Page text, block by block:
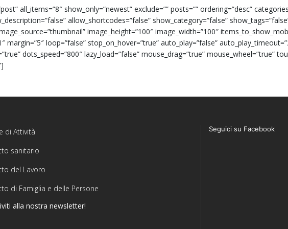
all_items=”8″ show_only=”newest” exclude=”” posts=”” ordering=”desc”
allow_shortcodes=”false” show_category=”false”
image_height=”100″ image_width=”100″
margin=”5″ loop=”false” stop_on_hover=”true” auto_play=”false”
dots_speed=”800″ lazy_load=”false” mouse_drag=”true” mouse_wheel=”true”
di Attività
sanitario
del Lavoro
di Famiglia e delle Persone
alla nostra newsletter!
Seguici su Facebook